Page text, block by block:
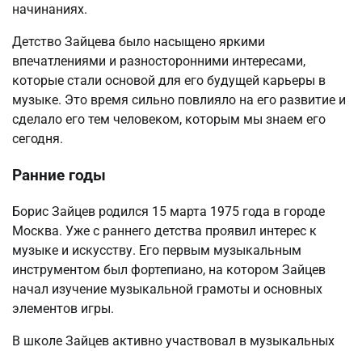
начинаниях.
Детство Зайцева было насыщено яркими
впечатлениями и разносторонними интересами,
которые стали основой для его будущей карьеры в
музыке. Это время сильно повлияло на его развитие и
сделало его тем человеком, которым мы знаем его
сегодня.
Ранние годы
Борис Зайцев родился 15 марта 1975 года в городе
Москва. Уже с раннего детства проявил интерес к
музыке и искусству. Его первым музыкальным
инструментом был фортепиано, на котором Зайцев
начал изучение музыкальной грамоты и основных
элементов игры.
В школе Зайцев активно участвовал в музыкальных